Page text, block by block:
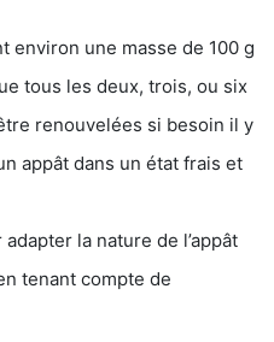
environ une masse de 100 g
tous les deux, trois, ou six
renouvelées si besoin il y
appât dans un état frais et
la nature de l’appât
tenant compte de